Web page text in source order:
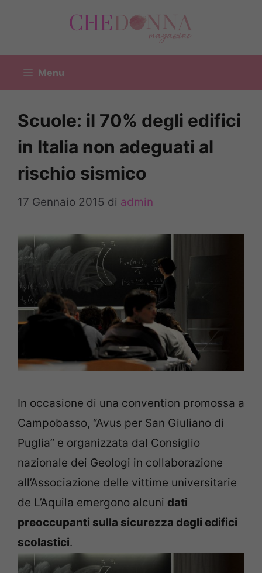
Menu
Scuole: il 70% degli edifici
in Italia non adeguati al
rischio sismico
17 Gennaio 2015 di admin
In occasione di una convention promossa a
Campobasso, “Avus per San Giuliano di
Puglia” e organizzata dal Consiglio
nazionale dei Geologi in collaborazione
all’Associazione delle vittime universitarie
de L’Aquila emergono alcuni dati
preoccupanti sulla sicurezza degli edifici
scolastici.